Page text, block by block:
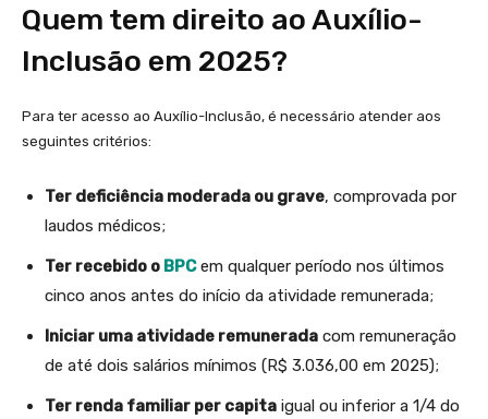
Quem tem direito ao Auxílio-
Inclusão em 2025?
Para ter acesso ao Auxílio-Inclusão, é necessário atender aos
seguintes critérios:
Ter deficiência moderada ou grave, comprovada por
laudos médicos;
Ter recebido o BPCem qualquer período nos últimos
cinco anos antes do início da atividade remunerada;
Iniciar uma atividade remunerada com remuneração
de até dois salários mínimos (R$ 3.036,00 em 2025);
Ter renda familiar per capita igual ou inferior a 1/4 do